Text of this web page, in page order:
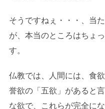
そうですねぇ・・・、当
が、本当のところはちょ
す。
仏教では、人間には、食
誉欲の「五欲」があると
な欲で、これらが完全に